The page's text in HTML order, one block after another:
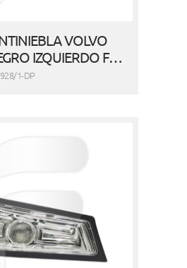
VOLVO
IZQUIERDO F…
1-DP